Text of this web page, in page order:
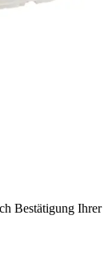
Bestätigung Ihrer